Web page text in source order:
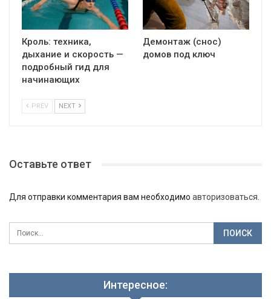
Кроль: техника,
дыхание и скорость —
подробный гид для
начинающих
Демонтаж (снос)
домов под ключ
PREV NEXT
Оставьте ответ
Для отправки комментария вам необходимо авторизоваться
Интересное: